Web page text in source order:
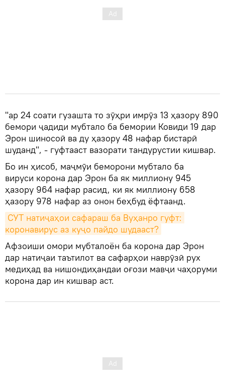
"ар 24 соати гузашта то зӯҳри имрӯз 13 ҳазору 890
бемори ҷадиди мубтало ба бемории Ковиди 19 дар
Эрон шиносоӣ ва ду ҳазору 48 нафар бистарӣ
шуданд", - гуфтааст вазорати тандурустии кишвар.
Бо ин ҳисоб, маҷмӯи беморони мубтало ба
вируси корона дар Эрон ба як миллиону 945
ҳазору 964 нафар расид, ки як миллиону 658
ҳазору 978 нафар аз онон беҳбуд ёфтаанд.
СУТ натиҷаҳои сафараш ба Вуҳанро гуфт:
коронавирус аз куҷо пайдо шудааст?
Афзоиши омори мубталоён ба корона дар Эрон
дар натиҷаи таътилот ва сафарҳои наврӯзӣ рух
медиҳад ва нишондиҳандаи оғози мавҷи чаҳоруми
корона дар ин кишвар аст.